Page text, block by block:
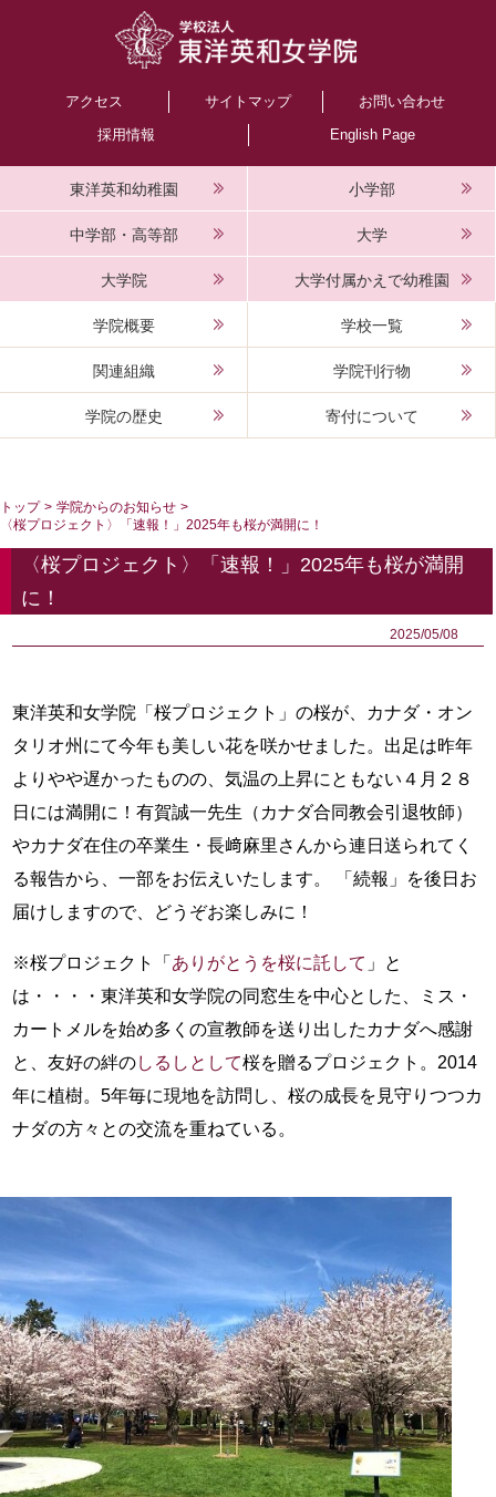
アクセス サイトマップ
お問い合わせ
採用情報
English Page
東洋英和幼稚園 小学部
中学部・高等部 大学
大学院 大学付属かえで幼稚園
学院概要 学校一覧
関連組織 学院刊行物
学院の歴史 寄付について
トップ > 学院からのお知らせ >
〈桜プロジェクト〉「速報！」2025年も桜が満開に！
〈桜プロジェクト〉「速報！」2025年も桜が満開
に！
2025/05/08
東洋英和女学院「桜プロジェクト」の桜が、カナダ・オン
タリオ州にて今年も美しい花を咲かせました。出足は昨年
よりやや遅かったものの、気温の上昇にともない４月２８
日には満開に！有賀誠一先生（カナダ合同教会引退牧師）
やカナダ在住の卒業生・長﨑麻里さんから連日送られてく
る報告から、一部をお伝えいたします。 「続報」を後日お
届けしますので、どうぞお楽しみに！
※桜プロジェクト「 ありがとうを桜に託して 」と
は・・・・東洋英和女学院の同窓生を中心とした、ミス・
カートメルを始め多くの宣教師を送り出したカナダへ感謝
と、友好の絆のしるしとして桜を贈るプロジェクト。2014
年に植樹。5年毎に現地を訪問し、桜の成長を見守りつつカ
ナダの方々との交流を重ねている。